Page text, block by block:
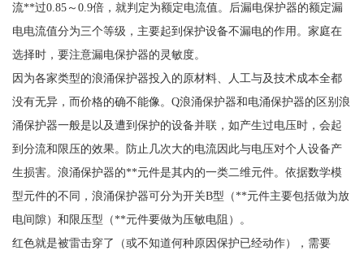
流**过0.85～0.9倍，就判定为额定电流值。后漏电保护器的额定漏
电电流值分为三个等级，主要起到保护设备不漏电的作用。家庭在
选择时，要注意漏电保护器的灵敏度。
因为各家类型的浪涌保护器投入的原材料、人工与及技术成本全都
没有无异，而价格的确不能像。 Q浪涌保护器和电涌保护器的区别浪
涌保护器一般是以及遭到保护的设备并联，如产生过电压时，会起
到分流和限压的效果。防止几次大的电流因此与电压对个人设备产
生损害。浪涌保护器的**元件是其内的一类二维元件。依据数学模
型元件的不同，浪涌保护器可分为开关B型（**元件主要包括做为放
电间隙）和限压型（**元件要做为压敏电阻）。
红色就是被雷击穿了（或不知道何种原因保护已经动作），需要